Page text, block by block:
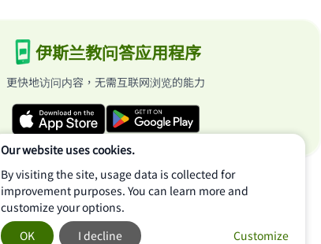
伊斯兰教问答应用程序
更快地访问内容，无需互联网浏览的能力
Our website uses cookies.
By visiting the site, usage data is collected for
improvement purposes. You can learn more and
customize your options.
Customize
I decline
OK